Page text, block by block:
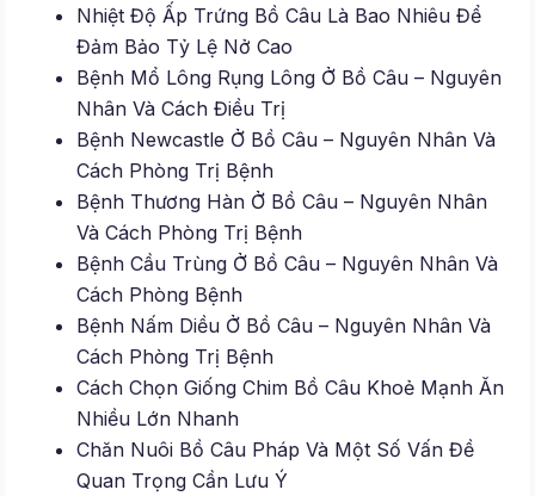
Nhiệt Độ Ấp Trứng Bồ Câu Là Bao Nhiêu Để
Đảm Bảo Tỷ Lệ Nở Cao
Bệnh Mổ Lông Rụng Lông Ở Bồ Câu – Nguyên
Nhân Và Cách Điều Trị
Bệnh Newcastle Ở Bồ Câu – Nguyên Nhân Và
Cách Phòng Trị Bệnh
Bệnh Thương Hàn Ở Bồ Câu – Nguyên Nhân
Và Cách Phòng Trị Bệnh
Bệnh Cầu Trùng Ở Bồ Câu – Nguyên Nhân Và
Cách Phòng Bệnh
Bệnh Nấm Diều Ở Bồ Câu – Nguyên Nhân Và
Cách Phòng Trị Bệnh
Cách Chọn Giống Chim Bồ Câu Khoẻ Mạnh Ăn
Nhiều Lớn Nhanh
Chăn Nuôi Bồ Câu Pháp Và Một Số Vấn Đề
Quan Trọng Cần Lưu Ý